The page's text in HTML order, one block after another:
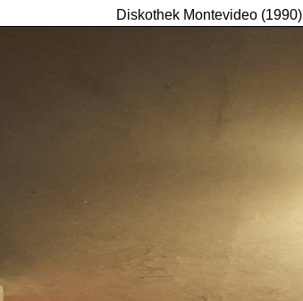
Diskothek Montevideo (1990)